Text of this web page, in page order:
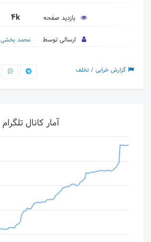
بازدید صفحه 4k
ارسالی توسط محمد بخشی
گزارش خرابی / تخلف
آمار کانال تلگرام